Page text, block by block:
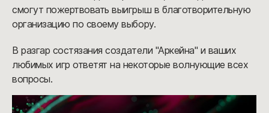
смогут пожертвовать выигрыш в благотворительную
организацию по своему выбору.
В разгар состязания создатели "Аркейна" и ваших
любимых игр ответят на некоторые волнующие всех
вопросы.